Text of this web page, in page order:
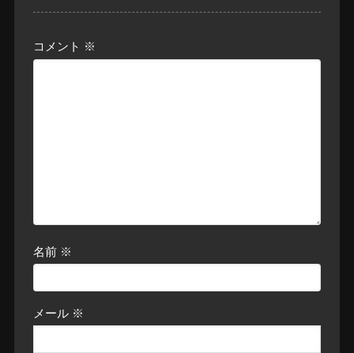
コメント ※
名前 ※
メール ※